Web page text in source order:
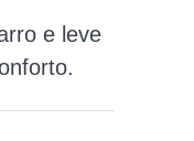
e leve